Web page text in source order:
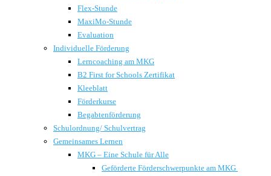
Flex-Stunde
MaxiMo-Stunde
Evaluation
Individuelle Förderung
Lerncoaching am MKG
B2 First for Schools Zertifikat
Kleeblatt
Förderkurse
Begabtenförderung
Schulordnung/ Schulvertrag
Gemeinsames Lernen
MKG – Eine Schule für Alle
Geförderte Förderschwerpunkte am MKG